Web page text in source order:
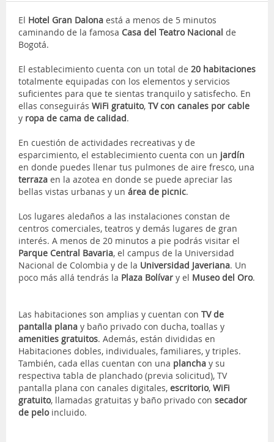
El Hotel Gran Dalona está a menos de 5 minutos
caminando de la famosa Casa del Teatro Nacional de
Bogotá.
El establecimiento cuenta con un total de 20 habitaciones
totalmente equipadas con los elementos y servicios
suficientes para que te sientas tranquilo y satisfecho. En
ellas conseguirás WiFi gratuito, TV con canales por cable
y ropa de cama de calidad.
En cuestión de actividades recreativas y de
esparcimiento, el establecimiento cuenta con un jardín
en donde puedes llenar tus pulmones de aire fresco, una
terraza en la azotea en donde se puede apreciar las
bellas vistas urbanas y un área de picnic.
Los lugares aledaños a las instalaciones constan de
centros comerciales, teatros y demás lugares de gran
interés. A menos de 20 minutos a pie podrás visitar el
Parque Central Bavaria, el campus de la Universidad
Nacional de Colombia y de la Universidad Javeriana. Un
poco más allá tendrás la Plaza Bolívar y el Museo del Oro.
Las habitaciones son amplias y cuentan con TV de
pantalla plana y baño privado con ducha, toallas y
amenities gratuitos. Además, están divididas en
Habitaciones dobles, individuales, familiares, y triples.
También, cada ellas cuentan con una plancha y su
respectiva tabla de planchado (previa solicitud), TV
pantalla plana con canales digitales, escritorio, WiFi
gratuito, llamadas gratuitas y baño privado con secador
de peloincluido.